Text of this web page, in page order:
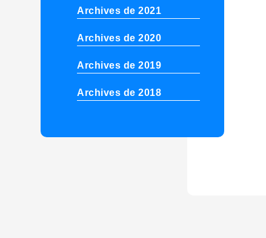
Archives de 2021
Archives de 2020
Archives de 2019
Archives de 2018